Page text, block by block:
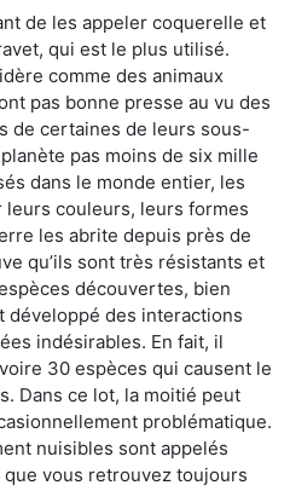
de les appeler coquerelle et
qui est le plus utilisé.
comme des animaux
pas bonne presse au vu des
de certaines de leurs sous-
pas moins de six mille
dans le monde entier, les
couleurs, leurs formes
les abrite depuis près de
qu’ils sont très résistants et
découvertes, bien
développé des interactions
indésirables. En fait, il
30 espèces qui causent le
Dans ce lot, la moitié peut
problématique.
nuisibles sont appelés
vous retrouvez toujours